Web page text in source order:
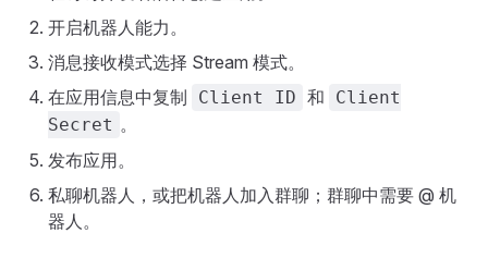
开启机器人能力。
消息接收模式选择 Stream 模式。
在应用信息中复制
Client ID 和
Client
Secret 。
发布应用。
私聊机器人，或把机器人加入群聊；群聊中需要 @ 机
器人。